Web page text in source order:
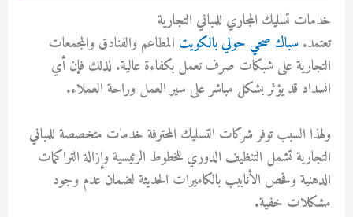
خدمات تسليك المجاري للمباني التجارية
تعتمد.سباك صحي حولي بالكويت المطاعم والفنادق والمجمعات
التجارية على شبكات صرف تعمل بكفاءة عالية. لذلك فإن أي
انسداد قد يؤثر بشكل مباشر على سير العمل وراحة العملاء.
ولهذا السبب توفر شركات التسليك المحترفة خدمات متخصصة للمباني
التجارية تشمل التنظيف الدوري للخطوط الرئيسية وإزالة التراكمات
الدهنية وفحص الأنابيب بالكاميرات الحديثة لضمان عدم وجود
مشكلات خفية.